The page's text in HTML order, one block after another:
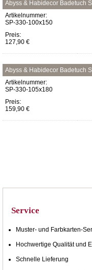
Abyss & Habidecor Badetuch
Artikelnummer:
SP-330-100x150
Preis:
127,90 €
Abyss & Habidecor Badetuch
Artikelnummer:
SP-330-105x180
Preis:
159,90 €
Service
Muster- und Farbkarten-
Hochwertige Qualität und
Schnelle Lieferung